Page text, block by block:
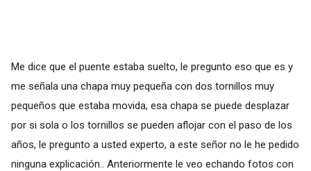
Me dice que el puente estaba suelto, le pregunto eso que es y
me señala una chapa muy pequeña con dos tornillos muy
pequeños que estaba movida, esa chapa se puede desplazar
por si sola o los tornillos se pueden aflojar con el paso de los
años, le pregunto a usted experto, a este señor no le he pedido
ninguna explicación.. Anteriormente le veo echando fotos con